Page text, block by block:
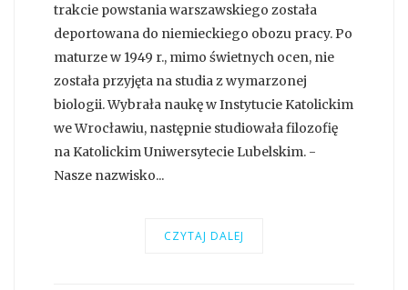
trakcie powstania warszawskiego została
deportowana do niemieckiego obozu pracy. Po
maturze w 1949 r., mimo świetnych ocen, nie
została przyjęta na studia z wymarzonej
biologii. Wybrała naukę w Instytucie Katolickim
we Wrocławiu, następnie studiowała filozofię
na Katolickim Uniwersytecie Lubelskim. -
Nasze nazwisko...
CZYTAJ DALEJ